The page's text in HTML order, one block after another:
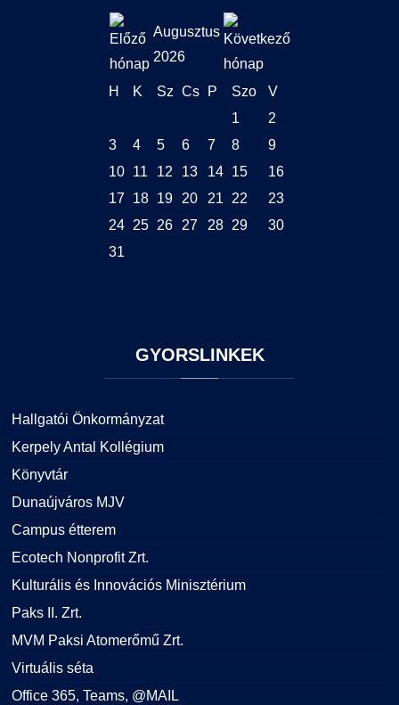
Augusztus
2026
H K Sz Cs P Szo
V
1
2
3
4 5 6 7 8
9
10
11 12 13 14 15
16
17
18 19 20 21 22
23
24 25 26 27 28 29
30
31
GYORSLINKEK
Hallgatói Önkormányzat
Kerpely Antal Kollégium
Könyvtár
Dunaújváros MJV
Campus étterem
Ecotech Nonprofit Zrt.
Kulturális és Innovációs Minisztérium
Paks II. Zrt.
MVM Paksi Atomerőmű Zrt.
Virtuális séta
Office 365, Teams, @MAIL